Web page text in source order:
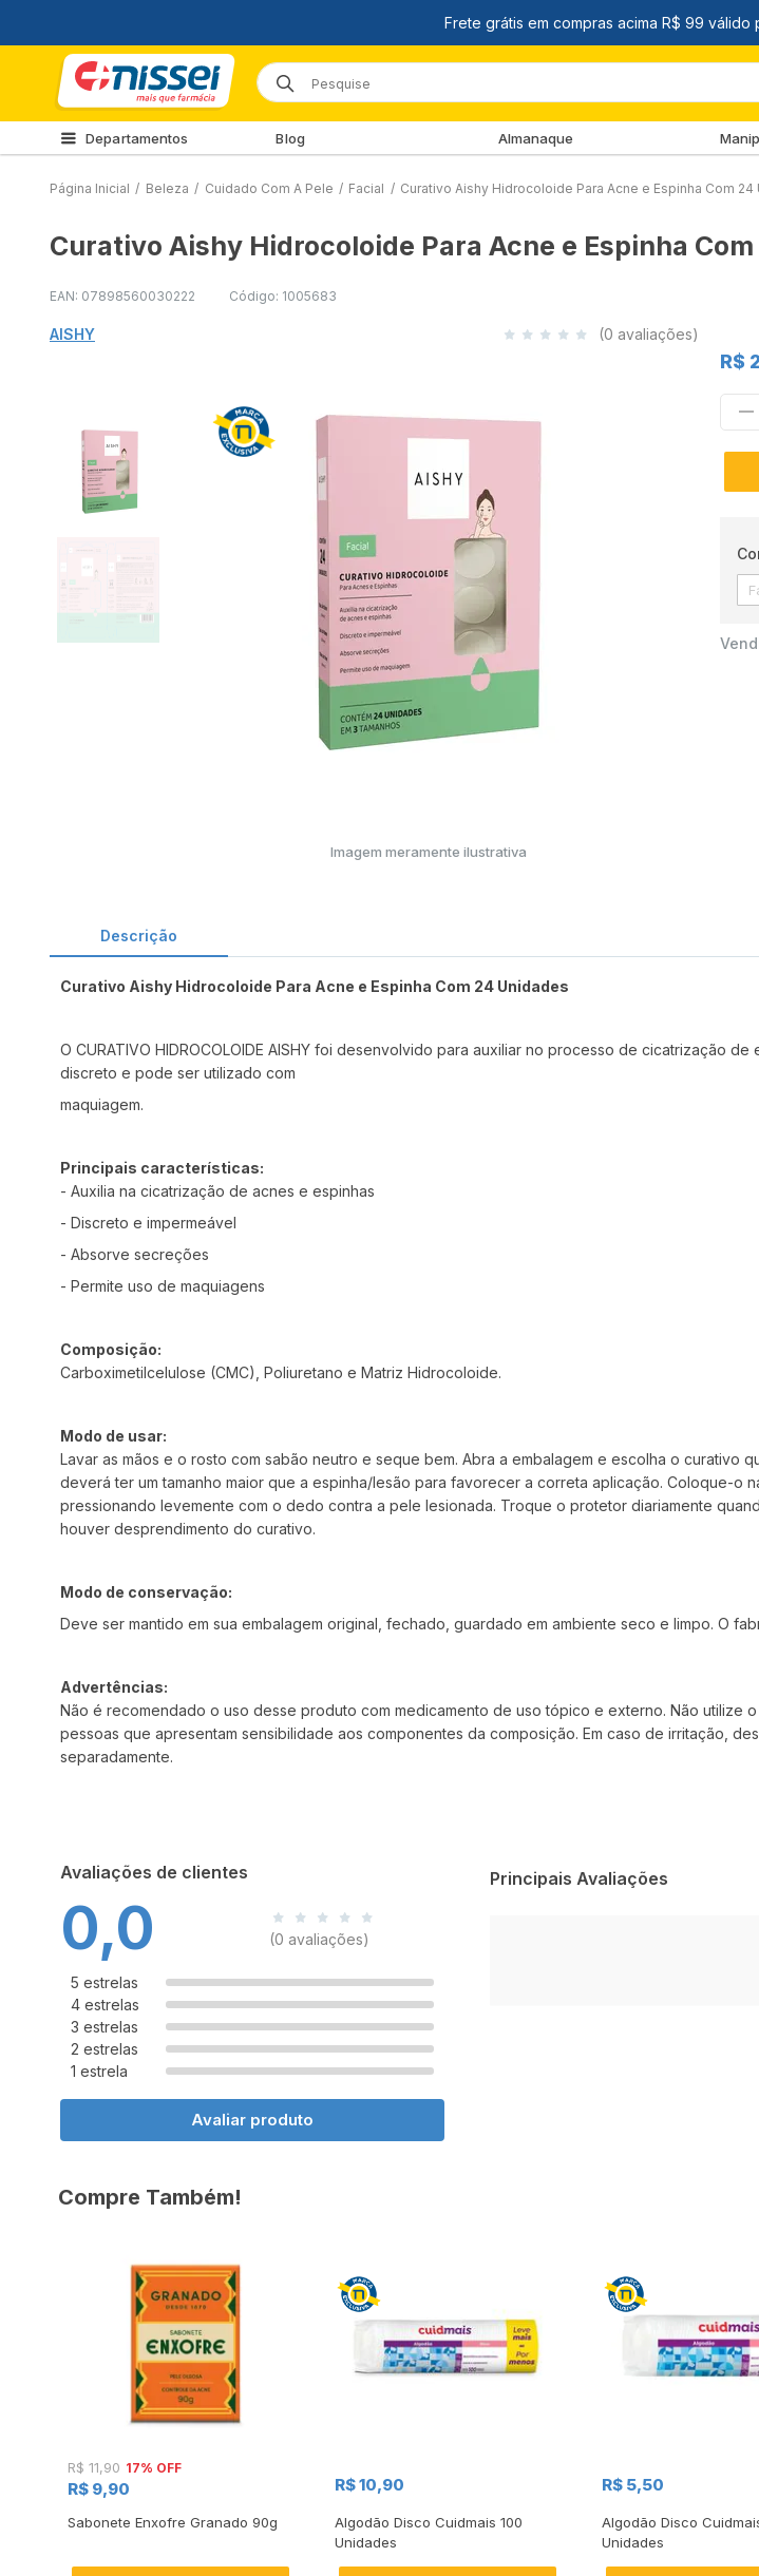
Departamentos Blog Almanaque
Página Inicial / Beleza / Cuidado Com A Pele / Facial / Curativo Aishy Hidrocoloide Para Acne e Espinha Com 24
Curativo Aishy Hidrocoloide Para Acne e Espinha
EAN: 07898560030222 Código: 1005683
AISHY (0 avaliações)
Imagem meramente ilustrativa
R$
Descrição
Curativo Aishy Hidrocoloide Para Acne e Espinha Com 24 Unidades
O CURATIVO HIDROCOLOIDE AISHY foi desenvolvido para auxiliar no processo de cicatrização
discreto e pode ser utilizado com
maquiagem.
Principais características:
- Auxilia na cicatrização de acnes e espinhas
- Discreto e impermeável
- Absorve secreções
- Permite uso de maquiagens
Composição:
Carboximetilcelulose (CMC), Poliuretano e Matriz Hidrocoloide.
Modo de usar:
Lavar as mãos e o rosto com sabão neutro e seque bem. Abra a embalagem e escolha o
deverá ter um tamanho maior que a espinha/lesão para favorecer a correta aplicação. Coloque-o
pressionando levemente com o dedo contra a pele lesionada. Troque o protetor diariamente
houver desprendimento do curativo.
Modo de conservação:
Deve ser mantido em sua embalagem original, fechado, guardado em ambiente seco e limpo. O
Advertências:
Não é recomendado o uso desse produto com medicamento de uso tópico e externo. Não utilize
pessoas que apresentam sensibilidade aos componentes da composição. Em caso de irritação,
separadamente.
Avaliações de clientes
0,0 (0 avaliações)
5 estrelas
4 estrelas
3 estrelas
2 estrelas
1 estrela
Avaliar produto
Principais Avaliações
Compre Também!
R$ 11,90 17% OFF
R$ 9,90
Sabonete Enxofre Granado 90g
R$ 10,90
Algodão Disco Cuidmais 100
Unidades
R$ 5,50
Algodão Disco
Unidades